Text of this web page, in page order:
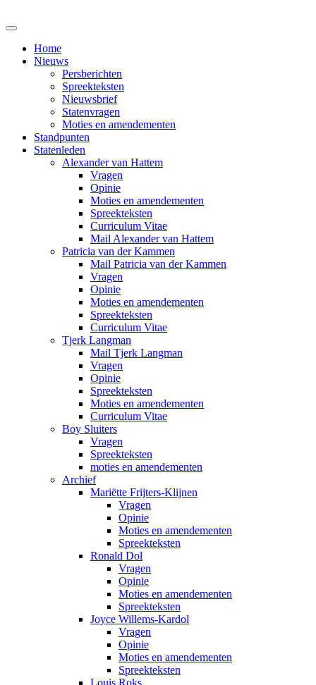
Home
Nieuws
Persberichten
Spreekteksten
Nieuwsbrief
Statenvragen
Moties en amendementen
Standpunten
Statenleden
Alexander van Hattem
Vragen
Opinie
Moties en amendementen
Spreekteksten
Curriculum Vitae
Mail Alexander van Hattem
Patricia van der Kammen
Mail Patricia van der Kammen
Vragen
Opinie
Moties en amendementen
Spreekteksten
Curriculum Vitae
Tjerk Langman
Mail Tjerk Langman
Vragen
Opinie
Spreekteksten
Moties en amendementen
Curriculum Vitae
Boy Sluiters
Vragen
Spreekteksten
moties en amendementen
Archief
Mariëtte Frijters-Klijnen
Vragen
Opinie
Moties en amendementen
Spreekteksten
Ronald Dol
Vragen
Opinie
Moties en amendementen
Spreekteksten
Joyce Willems-Kardol
Vragen
Opinie
Moties en amendementen
Spreekteksten
Louis Roks